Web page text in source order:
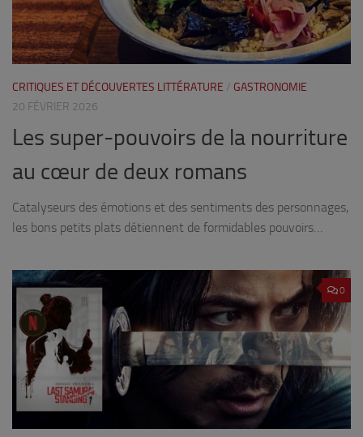
CRITIQUES ET DÉCOUVERTES LITTÉRATURE / GASTRONOMIE
20 FÉVRIER 2026
Les super-pouvoirs de la nourriture
au cœur de deux romans
Catalyseurs des émotions et des sentiments des personnages,
les bons petits plats détiennent de formidables pouvoirs…
0